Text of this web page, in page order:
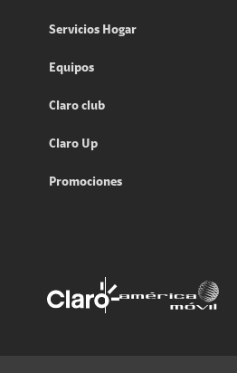
Servicios Hogar
Equipos
Claro club
Claro Up
Promociones